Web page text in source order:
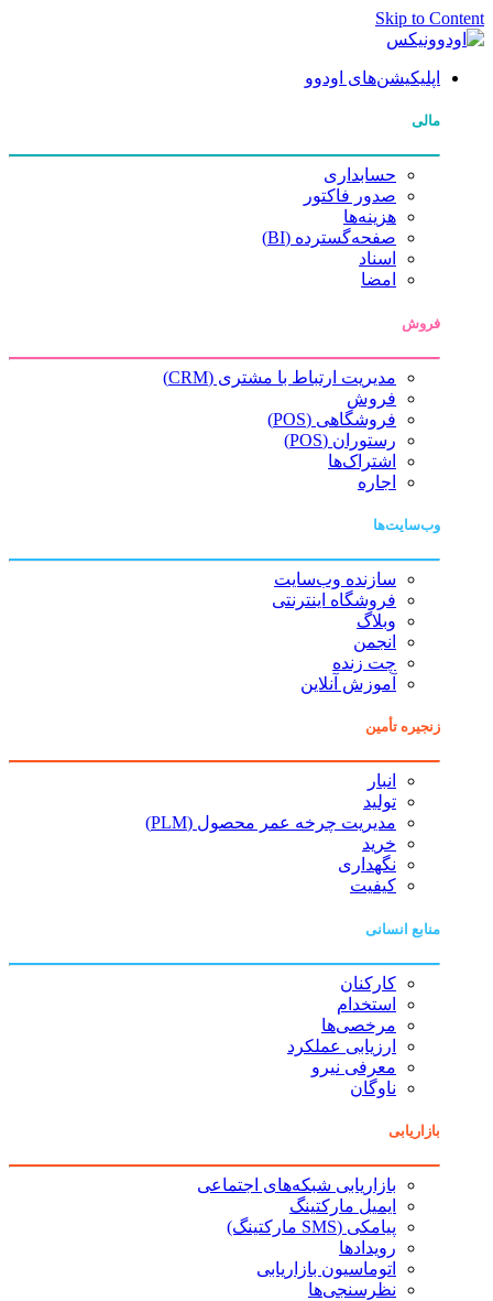
Skip to Content
اپلیکیشن‌های اودوو
مالی
حسابداری
صدور فاکتور
هزینه‌ها
صفحه‌گسترده (BI)
اسناد
امضا
فروش
مدیریت ارتباط با مشتری (CRM)
فروش
فروشگاهی (POS)
رستوران (POS)
اشتراک‌ها
اجاره
وب‌سایت‌ها
سازنده وب‌سایت
فروشگاه اینترنتی
وبلاگ
انجمن
چت زنده
آموزش آنلاین
زنجیره تأمین
انبار
تولید
مدیریت چرخه عمر محصول (PLM)
خرید
نگهداری
کیفیت
منابع انسانی
کارکنان
استخدام
مرخصی‌ها
ارزیابی عملکرد
معرفی نیرو
ناوگان
بازاریابی
بازاریابی شبکه‌های اجتماعی
ایمیل مارکتینگ
پیامکی (SMS مارکتینگ)
رویدادها
اتوماسیون بازاریابی
نظرسنجی‌ها